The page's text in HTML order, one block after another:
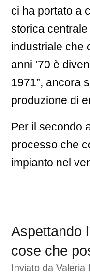
ci ha portato a
storica
industriale che
anni ’70 è
1971”, ancora
produzione di
Per il secondo
processo che
impianto nel
Aspettando
cose che
Inviato da Valeria